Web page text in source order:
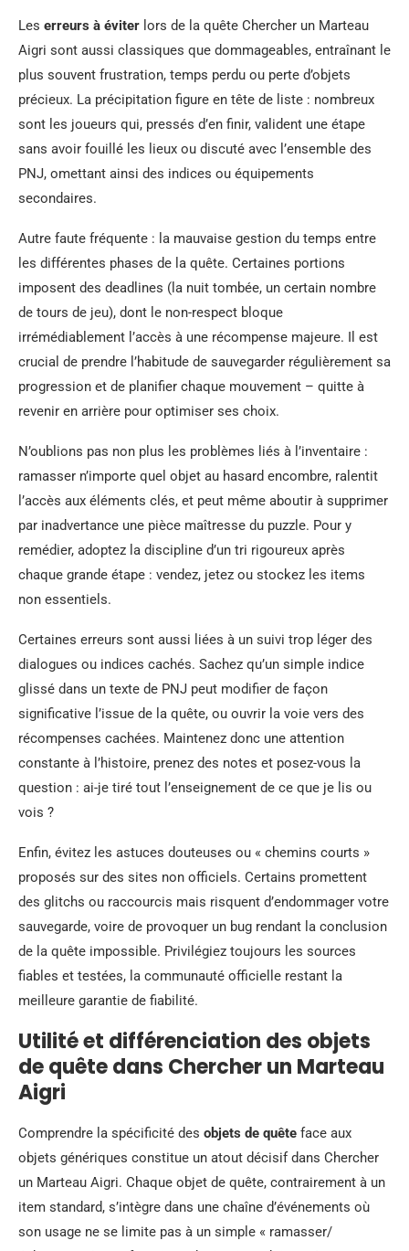
Les erreurs à éviter lors de la quête Chercher un Marteau
Aigri sont aussi classiques que dommageables, entraînant le
plus souvent frustration, temps perdu ou perte d’objets
précieux. La précipitation figure en tête de liste : nombreux
sont les joueurs qui, pressés d’en finir, valident une étape
sans avoir fouillé les lieux ou discuté avec l’ensemble des
PNJ, omettant ainsi des indices ou équipements
secondaires.
Autre faute fréquente : la mauvaise gestion du temps entre
les différentes phases de la quête. Certaines portions
imposent des deadlines (la nuit tombée, un certain nombre
de tours de jeu), dont le non-respect bloque
irrémédiablement l’accès à une récompense majeure. Il est
crucial de prendre l’habitude de sauvegarder régulièrement sa
progression et de planifier chaque mouvement – quitte à
revenir en arrière pour optimiser ses choix.
N’oublions pas non plus les problèmes liés à l’inventaire :
ramasser n’importe quel objet au hasard encombre, ralentit
l’accès aux éléments clés, et peut même aboutir à supprimer
par inadvertance une pièce maîtresse du puzzle. Pour y
remédier, adoptez la discipline d’un tri rigoureux après
chaque grande étape : vendez, jetez ou stockez les items
non essentiels.
Certaines erreurs sont aussi liées à un suivi trop léger des
dialogues ou indices cachés. Sachez qu’un simple indice
glissé dans un texte de PNJ peut modifier de façon
significative l’issue de la quête, ou ouvrir la voie vers des
récompenses cachées. Maintenez donc une attention
constante à l’histoire, prenez des notes et posez-vous la
question : ai-je tiré tout l’enseignement de ce que je lis ou
vois ?
Enfin, évitez les astuces douteuses ou « chemins courts »
proposés sur des sites non officiels. Certains promettent
des glitchs ou raccourcis mais risquent d’endommager votre
sauvegarde, voire de provoquer un bug rendant la conclusion
de la quête impossible. Privilégiez toujours les sources
fiables et testées, la communauté officielle restant la
meilleure garantie de fiabilité.
Utilité et différenciation des objets
de quête dans Chercher un Marteau
Aigri
Comprendre la spécificité des objets de quête face aux
objets génériques constitue un atout décisif dans Chercher
un Marteau Aigri. Chaque objet de quête, contrairement à un
item standard, s’intègre dans une chaîne d’événements où
son usage ne se limite pas à un simple « ramasser/